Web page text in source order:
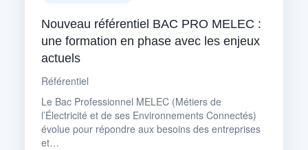
Nouveau référentiel BAC PRO MELEC :
une formation en phase avec les enjeux
actuels
Référentiel
Le Bac Professionnel MELEC (Métiers de
l’Électricité et de ses Environnements Connectés)
évolue pour répondre aux besoins des entreprises
et…